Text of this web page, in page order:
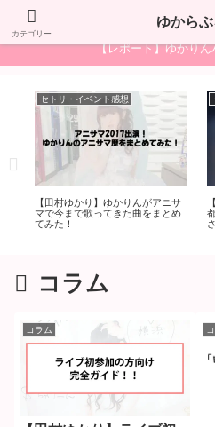
"ゆかり"が"LOVE"な"ブロ
【レポート】ゆかり
セトリ・イベント感想
【田村ゆかり】ゆかりんがアニサ
マで今まで歌ってきた曲をまとめ
てみた！
コラム
コラム
カテゴリー
ゆから